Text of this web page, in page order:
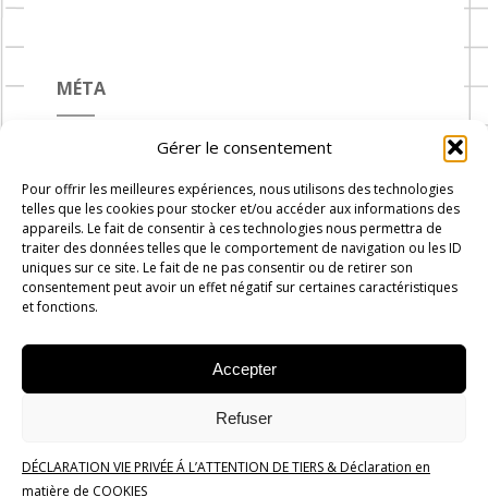
Gérer le consentement
Pour offrir les meilleures expériences, nous utilisons des technologies
telles que les cookies pour stocker et/ou accéder aux informations des
appareils. Le fait de consentir à ces technologies nous permettra de
traiter des données telles que le comportement de navigation ou les ID
uniques sur ce site. Le fait de ne pas consentir ou de retirer son
consentement peut avoir un effet négatif sur certaines caractéristiques
et fonctions.
Accepter
Refuser
DÉCLARATION VIE PRIVÉE Á L’ATTENTION DE TIERS & Déclaration en
matière de COOKIES
MÉTA
Connexion
Flux des publications
Flux des commentaires
Site de WordPress-FR
Carnets de Cuisine © 2019 -2026-AdministrationRue du
progrès n°7, 1300 Wavre
Politique de confidentialité